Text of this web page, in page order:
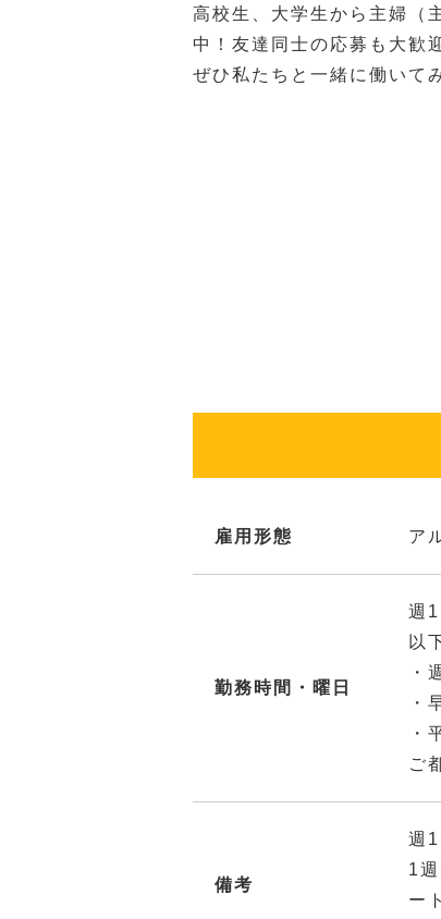
高校生、大学生から主婦（
中！友達同士の応募も大歓
ぜひ私たちと一緒に働いて
雇用形態 ア
勤務時間・曜日
週
以
・
・
・
ご
備考
週
1
ー